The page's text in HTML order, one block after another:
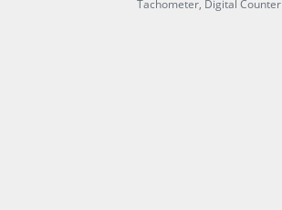
Tachometer, Digital Counter